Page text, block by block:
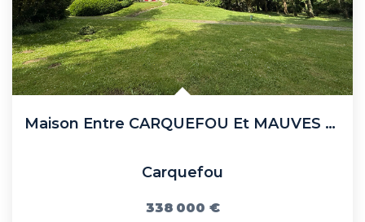
FNAIM
ARO
Maison Entre CARQUEFOU Et MAUVES SUR LOIRE
Carquefou
338 000 €